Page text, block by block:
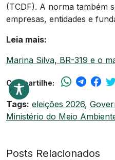
(TCDF). A norma também
empresas, entidades e
Leia mais:
Marina Silva, BR-319 e o
Compartilhe:
Tags: eleições 2026,
Ministério do Meio
Posts Relacionados